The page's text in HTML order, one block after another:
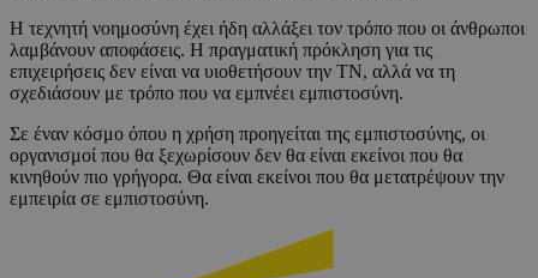
Η τεχνητή νοημοσύνη έχει ήδη αλλάξει τον τρόπο που οι άνθρωποι
λαμβάνουν αποφάσεις. Η πραγματική πρόκληση για τις
επιχειρήσεις δεν είναι να υιοθετήσουν την ΤΝ, αλλά να τη
σχεδιάσουν με τρόπο που να εμπνέει εμπιστοσύνη.
Σε έναν κόσμο όπου η χρήση προηγείται της εμπιστοσύνης, οι
οργανισμοί που θα ξεχωρίσουν δεν θα είναι εκείνοι που θα
κινηθούν πιο γρήγορα. Θα είναι εκείνοι που θα μετατρέψουν την
εμπειρία σε εμπιστοσύνη.